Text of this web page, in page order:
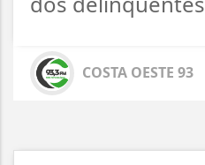
COSTA OESTE 93